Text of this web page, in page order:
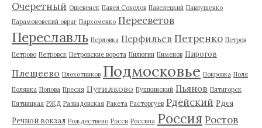
Очеретный Ошевенск Павел Соколов Павелецкий Павлушенко
Парамоновский овраг Пархоменко Пересветов
Переславль Перловка Перфильев Петренко Петров
Петрово Петровск Петровские ворота Пилюгин Пименов Пирогов
Плещеево Плохотников Подмосковье Покровка Поля
Полянка Попова Пресня Путилково Пушкинский Пьянов Пятигорск
Пятницкая РЖД Развадовская Ракета Расторгуев Рдейский Рдея
Речной вокзал Рождествено Росси Россина Россия Ростов